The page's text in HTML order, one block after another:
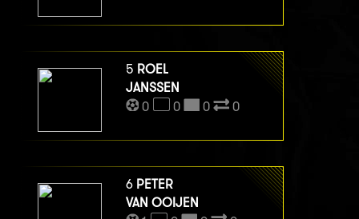
5 ROEL
JANSSEN
0
0 0 0
6 PETER
VAN OOIJEN